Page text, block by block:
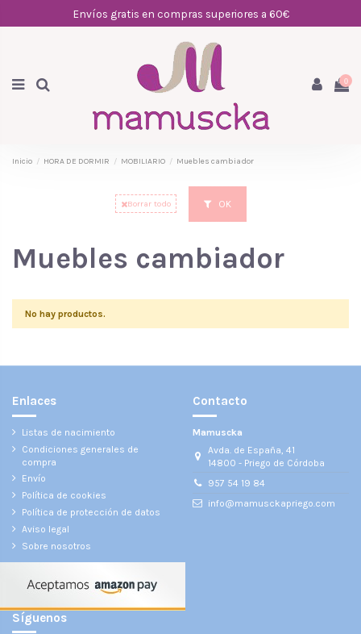
Envíos gratis en compras superiores a 60€
0
Inicio HORA DE DORMIR MOBILIARIO Muebles cambiador
Muebles cambiador
No hay productos.
Borrar todo OK
Enlaces
Listas de nacimiento
Condiciones generales de
compra
Envío
Política de cookies
Política de protección de datos
Aviso legal
Sobre nosotros
Contacto
Mamuscka
Avda. de España, 41
14800 - Priego de Córdoba
957 54 19 84
info@mamusckapriego.com
Síguenos